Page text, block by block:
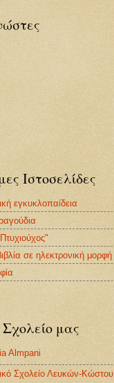
Ιστοσελίδες
εγκυκλοπαίδεια
σε ηλεκτρονική μορφή
μας
Almpani
Σχολείο Λευκών-Κώστου